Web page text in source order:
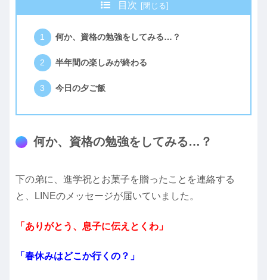
目次
何か、資格の勉強をしてみる…？
半年間の楽しみが終わる
今日の夕ご飯
何か、資格の勉強をしてみる…？
下の弟に、進学祝とお菓子を贈ったことを連絡する
と、LINEのメッセージが届いていました。
「ありがとう、息子に伝えとくわ」
「春休みはどこか行くの？」